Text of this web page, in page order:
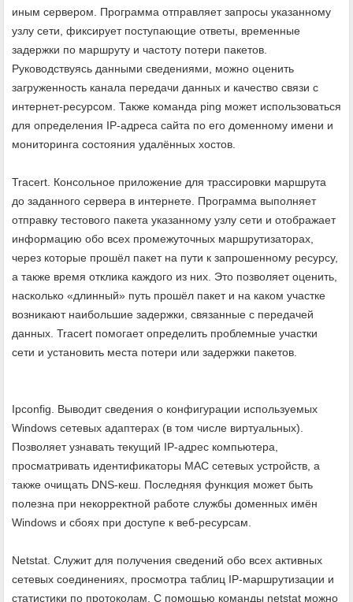
иным сервером. Программа отправляет запросы указанному
узлу сети, фиксирует поступающие ответы, временные
задержки по маршруту и частоту потери пакетов.
Руководствуясь данными сведениями, можно оценить
загруженность канала передачи данных и качество связи с
интернет-ресурсом. Также команда ping может использоваться
для определения IP-адреса сайта по его доменному имени и
мониторинга состояния удалённых хостов.
Tracert. Консольное приложение для трассировки маршрута
до заданного сервера в интернете. Программа выполняет
отправку тестового пакета указанному узлу сети и отображает
информацию обо всех промежуточных маршрутизаторах,
через которые прошёл пакет на пути к запрошенному ресурсу,
а также время отклика каждого из них. Это позволяет оценить,
насколько «длинный» путь прошёл пакет и на каком участке
возникают наибольшие задержки, связанные с передачей
данных. Tracert помогает определить проблемные участки
сети и установить места потери или задержки пакетов.
Ipconfig. Выводит сведения о конфигурации используемых
Windows сетевых адаптерах (в том числе виртуальных).
Позволяет узнавать текущий IP-адрес компьютера,
просматривать идентификаторы MAC сетевых устройств, а
также очищать DNS-кеш. Последняя функция может быть
полезна при некорректной работе службы доменных имён
Windows и сбоях при доступе к веб-ресурсам.
Netstat. Служит для получения сведений обо всех активных
сетевых соединениях, просмотра таблиц IP-маршрутизации и
статистики по протоколам. С помощью команды netstat можно